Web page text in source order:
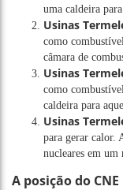
uma caldeira
Usinas
como
câmara de
Usinas
como
caldeira para
Usinas
para gerar calor.
nucleares em um
A posição do CNE